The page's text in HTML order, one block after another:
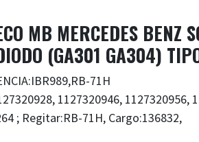
MB MERCEDES BENZ
(GA301 GA304)
71H
1127320946, 1127320956,
; Regitar:RB-71H, Cargo:136832,